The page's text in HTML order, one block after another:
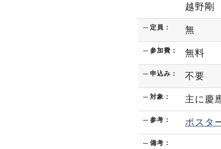
越野
定員： 無
参加費： 無料
申込み： 不要
対象： 主に慶
参考： ポスタ
備考：